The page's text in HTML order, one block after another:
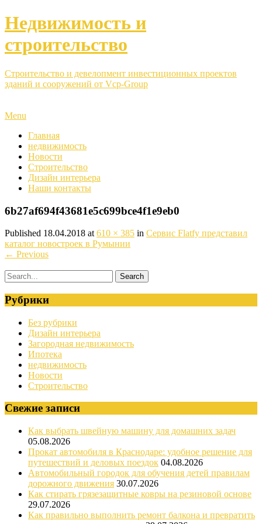
Недвижимость и
строительство
Строительство и девелопмент инвестиционных проектов
зданий и сооружений от Vcp-Group
Menu
Главная
недвижимость
Новости
Строительство
Дизайн интерьера
Наши контакты
6b27af694f43681e5c699bce4f1e9eb0
Published 18.04.2018 at 610 × 385 in Сервис Flatfy представил
каталог новостроек в Румынии
← Previous
Рубрики
Без рубрики
Дизайн интерьера
Загородная недвижимость
Ипотека
недвижимость
Новости
Строительство
Свежие записи
Как выбрать швейную машину для домашних задач
05.08.2026
Прокат автомобиля в Краснодаре: удобное решение для
путешествий и деловых поездок 04.08.2026
Автомобильный городок для обучения детей правилам
дорожного движения 30.07.2026
Как стирать грязезащитные ковры на резиновой основе
29.07.2026
Как правильно выполнить ремонт балкона и превратить